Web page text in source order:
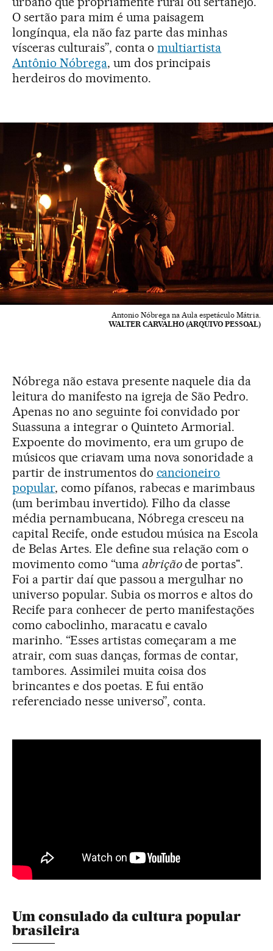
O sertão para mim é uma paisagem
longínqua, ela não faz parte das minhas
vísceras culturais”, conta omultiartista
Antônio Nóbrega, um dos principais
herdeiros do movimento.
Antonio Nóbrega na Aula espetáculo Mátria.
WALTER CARVALHO (ARQUIVO PESSOAL)
Nóbrega não estava presente naquele dia da
leitura do manifesto na igreja de São Pedro.
Apenas no ano seguinte foi convidado por
Suassuna a integrar o Quinteto Armorial.
Expoente do movimento, era um grupo de
músicos que criavam uma nova sonoridade a
partir de instrumentos do cancioneiro
popular, como pífanos, rabecas e marimbaus
(um berimbau invertido). Filho da classe
média pernambucana, Nóbrega cresceu na
capital Recife, onde estudou música na Escola
de Belas Artes. Ele define sua relação com o
movimento como “uma abriçãode portas".
Foi a partir daí que passou a mergulhar no
universo popular. Subia os morros e altos do
Recife para conhecer de perto manifestações
como caboclinho, maracatu e cavalo
marinho. “Esses artistas começaram a me
atrair, com suas danças, formas de contar,
tambores. Assimilei muita coisa dos
brincantes e dos poetas. E fui então
referenciado nesse universo”, conta.
Um consulado da cultura popular
brasileira